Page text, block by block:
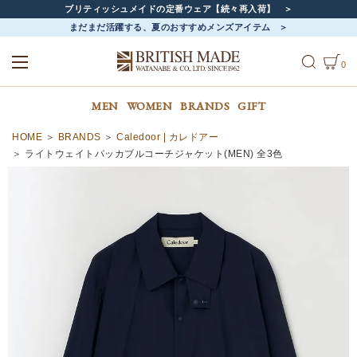
ブリティッシュメイドの定番ウェア【続々再入荷】
まだまだ活躍する、夏のおすすめメンズアイテム
0
MEN WOMEN BRANDS GIFT
HOME BRANDS
Caledoor | カレドアー
ライトウェイトパッカブルコーチジャケット(MEN) 全3色